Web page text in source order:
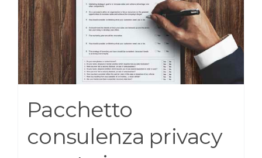
Pacchetto
consulenza privacy